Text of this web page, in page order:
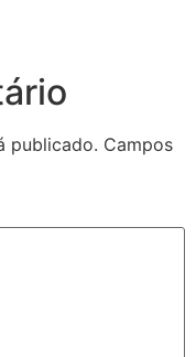
publicado. Campos